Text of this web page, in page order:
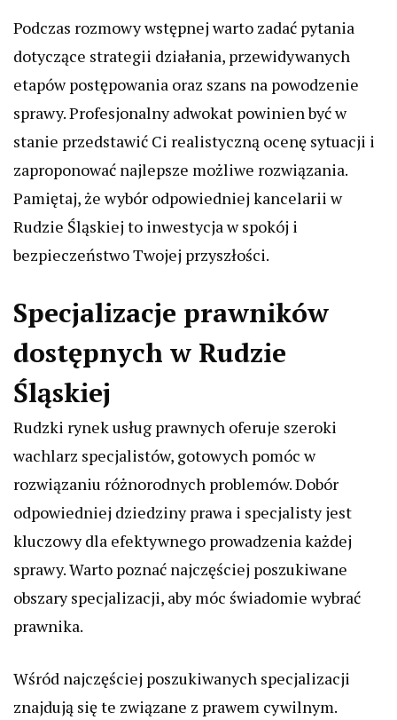
Podczas rozmowy wstępnej warto zadać pytania
dotyczące strategii działania, przewidywanych
etapów postępowania oraz szans na powodzenie
sprawy. Profesjonalny adwokat powinien być w
stanie przedstawić Ci realistyczną ocenę sytuacji i
zaproponować najlepsze możliwe rozwiązania.
Pamiętaj, że wybór odpowiedniej kancelarii w
Rudzie Śląskiej to inwestycja w spokój i
bezpieczeństwo Twojej przyszłości.
Specjalizacje prawników
dostępnych w Rudzie
Śląskiej
Rudzki rynek usług prawnych oferuje szeroki
wachlarz specjalistów, gotowych pomóc w
rozwiązaniu różnorodnych problemów. Dobór
odpowiedniej dziedziny prawa i specjalisty jest
kluczowy dla efektywnego prowadzenia każdej
sprawy. Warto poznać najczęściej poszukiwane
obszary specjalizacji, aby móc świadomie wybrać
prawnika.
Wśród najczęściej poszukiwanych specjalizacji
znajdują się te związane z prawem cywilnym.